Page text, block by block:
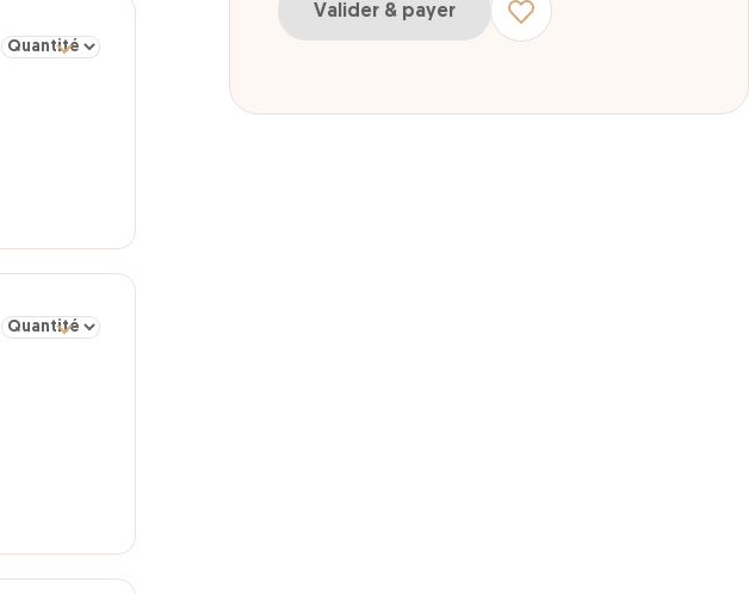
Sélectionner la quantité pour 1 jour 1 parc
Sélectionner la quantité pour 1 jour 2 parcs
Valider & payer